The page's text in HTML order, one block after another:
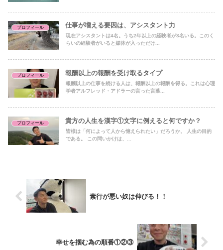
プロフィール 仕事が増える要因は、アシスタント力
現在アシスタントは4名。うち2年以上の経験者が3名いる。このく
らいの経験者がいると媒体が入っただけ...
プロフィール 報酬以上の報酬を受け取るタイプ
報酬以上の仕事を続ける人は、報酬以上の報酬を得る。これは心理
学者アルフレッド・アドラーの言った言葉...
プロフィール 貴方の人生を漢字①文字に例えると何ですか？
皆様は「何によって人から憶えられたい」だろうか。 人生の目的
である。 この問いかけは、...
素行が悪い奴は伸びる！！
幸せを掴む為の順番①②③